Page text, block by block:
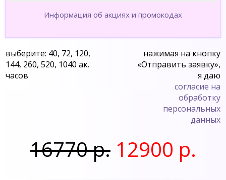
Информация об акциях и промокодах
выберите: 40, 72, 120,
144, 260, 520, 1040 ак.
часов
нажимая на кнопку
«Отправить заявку»,
я даю
согласие на
обработку
персональных
данных
16770 р. 12900 р.